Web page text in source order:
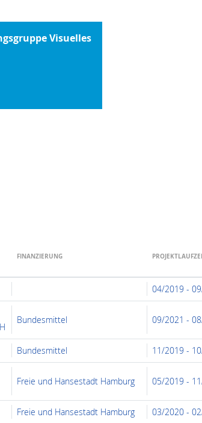
Visuelles
FINANZIERUNG
04/2019 -
Bundesmittel 09/2021 -
Bundesmittel 11/2019 -
Freie und Hansestadt Hamburg 05/2019 -
Freie und Hansestadt Hamburg 03/2020 -